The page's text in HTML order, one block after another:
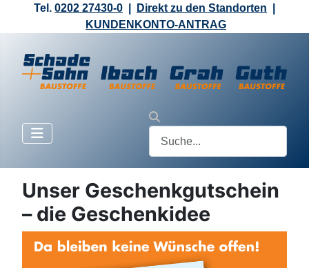
Tel. 0202 27430-0 Direkt zu den Standorten
KUNDENKONTO-ANTRAG
Unser Geschenkgutschein
– die Geschenkidee